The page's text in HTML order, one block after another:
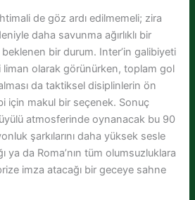
de göz ardı edilmemeli; zira
daha savunma ağırlıklı bir
beklenen bir durum. Inter’in galibiyeti
liman olarak görünürken, toplam gol
da taktiksel disiplinlerin ön
için makul bir seçenek. Sonuç
atmosferinde oynanacak bu 90
şarkılarını daha yüksek sesle
ya da Roma’nın tüm olumsuzluklara
imza atacağı bir geceye sahne